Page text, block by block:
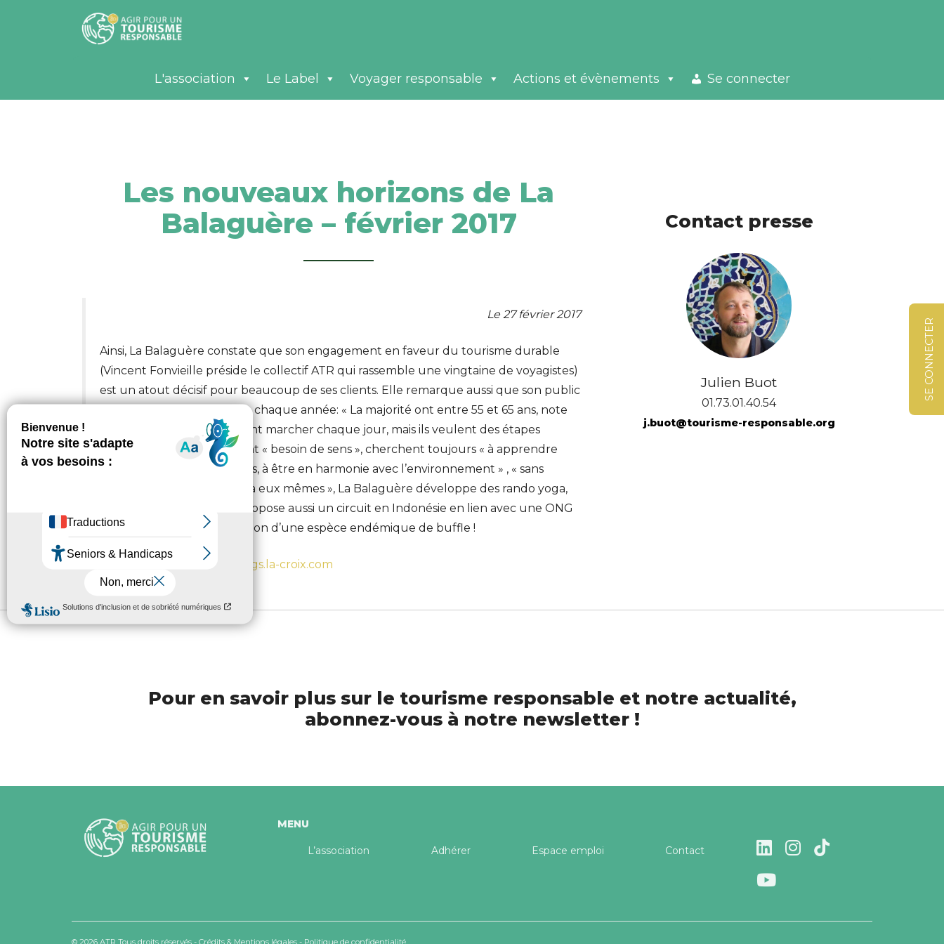
SE CONNECTER
L'association Le Label Voyager responsable Actions et évènements Se connecter
Les nouveaux horizons de La
Balaguère – février 2017
Le 27 février 2017
Ainsi, La Balaguère constate que son engagement en faveur du tourisme durable
(Vincent Fonvieille préside le collectif ATR qui rassemble une vingtaine de voyagistes)
est un atout décisif pour beaucoup de ses clients. Elle remarque aussi que son public
vieillit d’un an en moyenne chaque année: « La majorité ont entre 55 et 65 ans, note
Vincent Fonvieille, ils veulent marcher chaque jour, mais ils veulent des étapes
adaptées ». Et comme ils ont « besoin de sens », cherchent toujours « à apprendre
quelque chose, à être utiles, à être en harmonie avec l’environnement » , « sans
oublier de se faire du bien à eux mêmes », La Balaguère développe des rando yoga,
des rando philo, etc. Elle propose aussi un circuit en Indonésie en lien avec une ONG
qui se bat contre la disparition d’une espèce endémique de buffle !
A retrouver sur voyage.blogs.la-croix.com
Contact presse
Julien Buot
01.73.01.40.54
j.buot@tourisme-responsable.org
Pour en savoir plus sur le tourisme responsable et notre actualité,
abonnez-vous à notre newsletter !
MENU
L’association Adhérer Espace emploi Contact
© 2026 ATR Tous droits réservés - Crédits & Mentions légales - Politique de confidentialité